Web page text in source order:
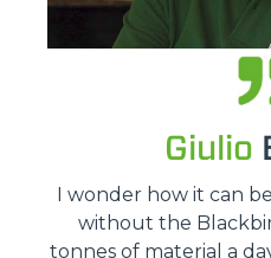
Giulio
I wonder how it can
without the
tonnes of material a